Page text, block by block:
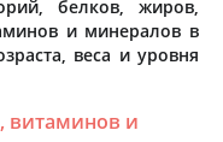
белков, жиров,
и минералов в
веса и уровня
витаминов и